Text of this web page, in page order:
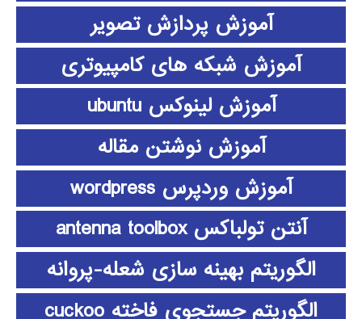
آموزش پردازش تصویر
آموزش شبکه های کامپیوتری
آموزش لینوکس ubuntu
آموزش نوشتن مقاله
آموزش وردپرس wordpress
آنتن تولباکس antenna toolbox
الگوریتم بهینه سازی شعله-پروانه
الگوریتم جستجوی فاخته cuckoo